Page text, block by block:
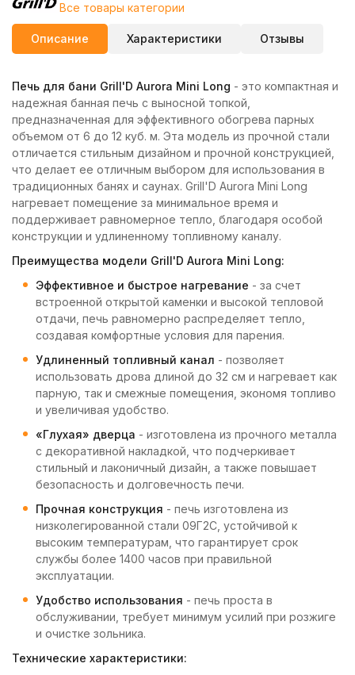
Все товары категории
Описание Характеристики Отзывы
Печь для бани Grill'D Aurora Mini Long - это компактная и
надежная банная печь с выносной топкой,
предназначенная для эффективного обогрева парных
объемом от 6 до 12 куб. м. Эта модель из прочной стали
отличается стильным дизайном и прочной конструкцией,
что делает ее отличным выбором для использования в
традиционных банях и саунах. Grill'D Aurora Mini Long
нагревает помещение за минимальное время и
поддерживает равномерное тепло, благодаря особой
конструкции и удлиненному топливному каналу.
Преимущества модели Grill'D Aurora Mini Long:
Эффективное и быстрое нагревание - за счет
встроенной открытой каменки и высокой тепловой
отдачи, печь равномерно распределяет тепло,
создавая комфортные условия для парения.
Удлиненный топливный канал - позволяет
использовать дрова длиной до 32 см и нагревает как
парную, так и смежные помещения, экономя топливо
и увеличивая удобство.
«Глухая» дверца - изготовлена из прочного металла
с декоративной накладкой, что подчеркивает
стильный и лаконичный дизайн, а также повышает
безопасность и долговечность печи.
Прочная конструкция - печь изготовлена из
низколегированной стали 09Г2С, устойчивой к
высоким температурам, что гарантирует срок
службы более 1400 часов при правильной
эксплуатации.
Удобство использования - печь проста в
обслуживании, требует минимум усилий при розжиге
и очистке зольника.
Технические характеристики: